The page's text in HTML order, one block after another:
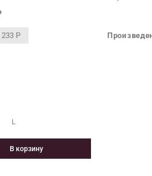
233 Р
В корзину
L
Длина